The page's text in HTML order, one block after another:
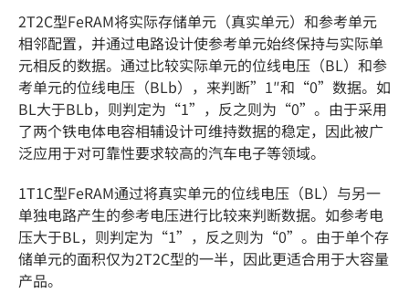
2T2C型FeRAM将实际存储单元（真实单元）和参考单元
相邻配置，并通过电路设计使参考单元始终保持与实际单
元相反的数据。通过比较实际单元的位线电压（BL）和参
考单元的位线电压（BLb），来判断”1″和“0”数据。如
BL大于BLb，则判定为“1”，反之则为“0”。由于采用
了两个铁电体电容相辅设计可维持数据的稳定，因此被广
泛应用于对可靠性要求较高的汽车电子等领域。
1T1C型FeRAM通过将真实单元的位线电压（BL）与另一
单独电路产生的参考电压进行比较来判断数据。如参考电
压大于BL，则判定为“1”，反之则为“0”。由于单个存
储单元的面积仅为2T2C型的一半，因此更适合用于大容量
产品。